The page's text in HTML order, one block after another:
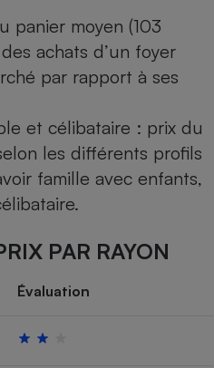
panier moyen (103
achats d’un foyer
par rapport à ses
et célibataire : prix du
les différents profils
famille avec enfants,
PAR RAYON
Évaluation